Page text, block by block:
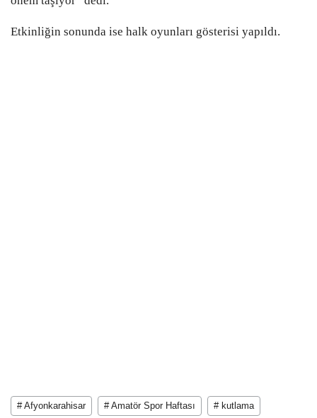
Etkinliğin sonunda ise halk oyunları gösterisi yapıldı.
# Afyonkarahisar # Amatör Spor Haftası # kutlama